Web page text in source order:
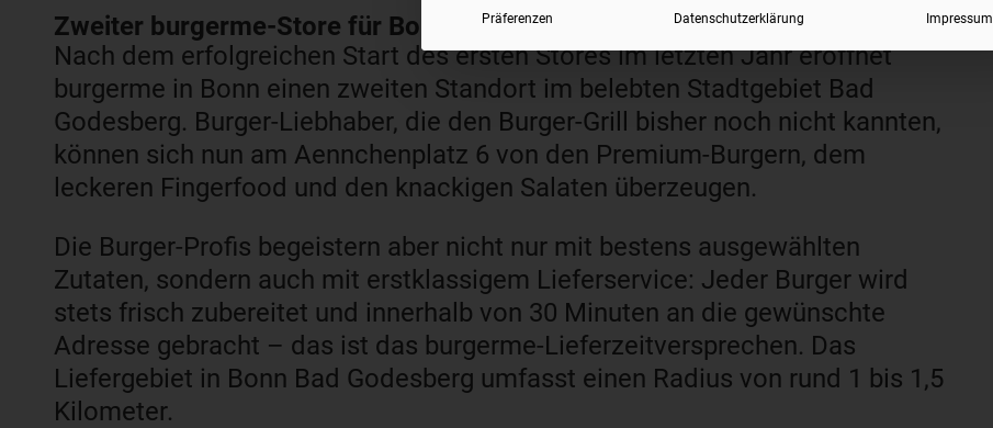
Zweiter burgerme-Store für Bonn
Nach dem erfolgreichen Start des ersten Stores im letzten Jahr eröffnet
burgerme in Bonn einen zweiten Standort im belebten Stadtgebiet Bad
Godesberg. Burger-Liebhaber, die den Burger-Grill bisher noch nicht kannten,
können sich nun am Aennchenplatz 6 von den Premium-Burgern, dem
leckeren Fingerfood und den knackigen Salaten überzeugen.
Die Burger-Profis begeistern aber nicht nur mit bestens ausgewählten
Zutaten, sondern auch mit erstklassigem Lieferservice: Jeder Burger wird
stets frisch zubereitet und innerhalb von 30 Minuten an die gewünschte
Adresse gebracht – das ist das burgerme-Lieferzeitversprechen. Das
Liefergebiet in Bonn Bad Godesberg umfasst einen Radius von rund 1 bis 1,5
Kilometer.
Präferenzen Datenschutzerklärung Impressum